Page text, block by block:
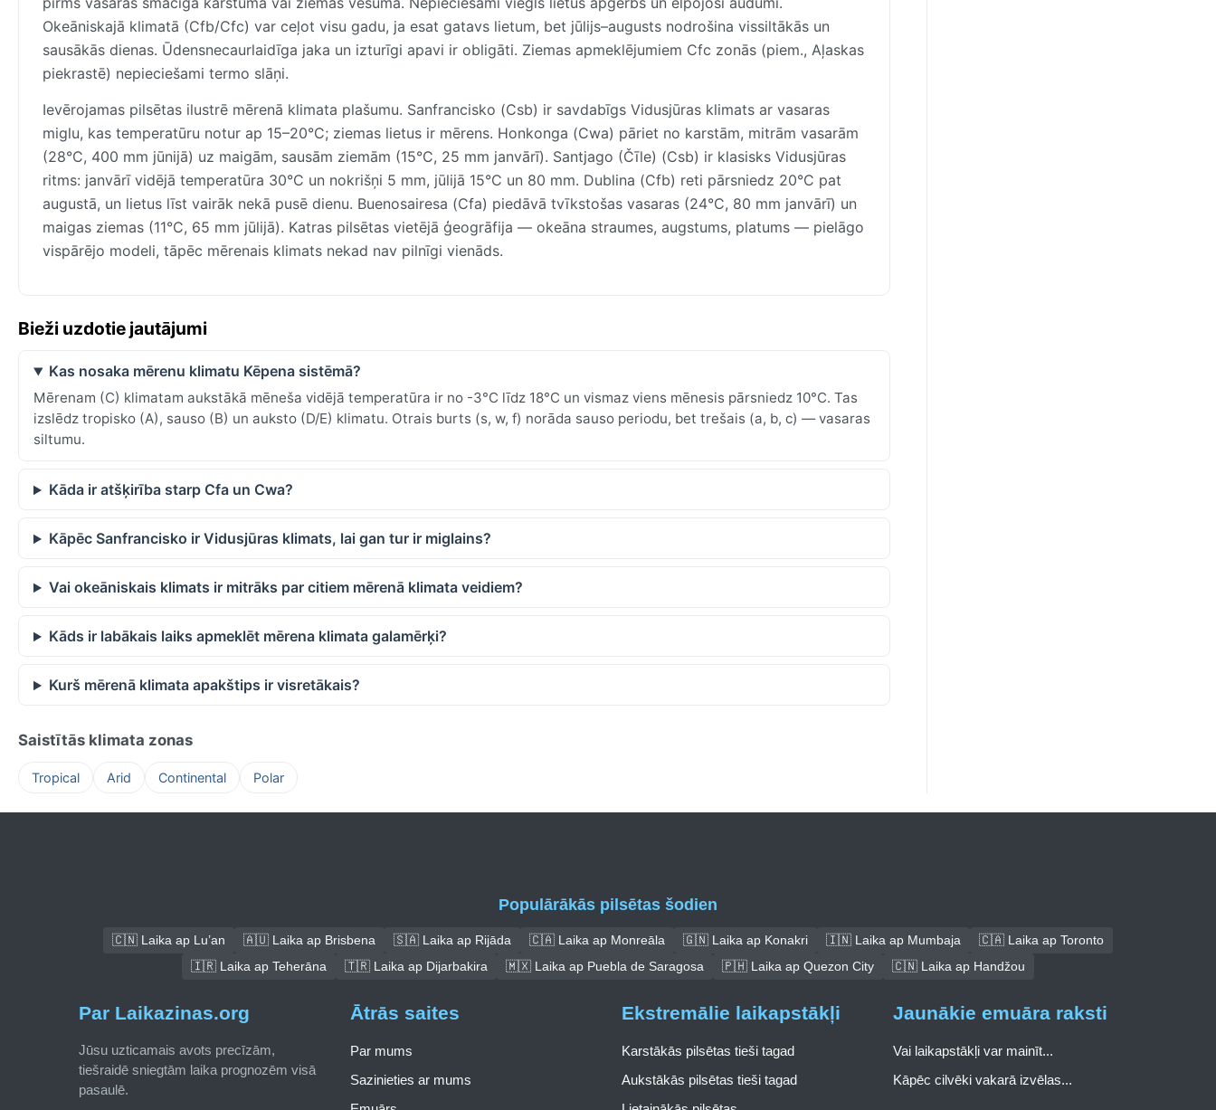
Okeāniskajā klimatā (Cfb/Cfc) var ceļot visu gadu, ja esat gatavs lietum, bet jūlijs–augusts nodrošina vissiltākās un
sausākās dienas. Ūdensnecaurlaidīga jaka un izturīgi apavi ir obligāti. Ziemas apmeklējumiem Cfc zonās (piem., Aļaskas
piekrastē) nepieciešami termo slāņi.
Ievērojamas pilsētas ilustrē mērenā klimata plašumu. Sanfrancisko (Csb) ir savdabīgs Vidusjūras klimats ar vasaras
miglu, kas temperatūru notur ap 15–20°C; ziemas lietus ir mērens. Honkonga (Cwa) pāriet no karstām, mitrām vasarām
(28°C, 400 mm jūnijā) uz maigām, sausām ziemām (15°C, 25 mm janvārī). Santjago (Čīle) (Csb) ir klasisks Vidusjūras
ritms: janvārī vidējā temperatūra 30°C un nokrišņi 5 mm, jūlijā 15°C un 80 mm. Dublina (Cfb) reti pārsniedz 20°C pat
augustā, un lietus līst vairāk nekā pusē dienu. Buenosairesa (Cfa) piedāvā tvīkstošas vasaras (24°C, 80 mm janvārī) un
maigas ziemas (11°C, 65 mm jūlijā). Katras pilsētas vietējā ģeogrāfija — okeāna straumes, augstums, platums — pielāgo
vispārējo modeli, tāpēc mērenais klimats nekad nav pilnīgi vienāds.
Bieži uzdotie jautājumi
Kas nosaka mērenu klimatu Kēpena sistēmā?
Mērenam (C) klimatam aukstākā mēneša vidējā temperatūra ir no -3°C līdz 18°C un vismaz viens mēnesis pārsniedz 10°C. Tas
izslēdz tropisko (A), sauso (B) un auksto (D/E) klimatu. Otrais burts (s, w, f) norāda sauso periodu, bet trešais (a, b, c) — vasaras
siltumu.
Kāda ir atšķirība starp Cfa un Cwa?
Kāpēc Sanfrancisko ir Vidusjūras klimats, lai gan tur ir miglains?
Vai okeāniskais klimats ir mitrāks par citiem mērenā klimata veidiem?
Kāds ir labākais laiks apmeklēt mērena klimata galamērķi?
Kurš mērenā klimata apakštips ir visretākais?
Saistītās klimata zonas
Tropical Arid Continental Polar
Populārākās pilsētas šodien
🇨🇳 Laika ap Lu’an 🇦🇺 Laika ap Brisbena 🇸🇦 Laika ap Rijāda 🇨🇦 Laika ap Monreāla 🇬🇳 Laika ap Konakri 🇮🇳 Laika ap Mumbaja
🇨🇦 Laika ap Toronto
🇮🇷 Laika ap Teherāna
🇹🇷 Laika ap Dijarbakira 🇲🇽 Laika ap Puebla de Saragosa 🇵🇭 Laika ap Quezon City 🇨🇳 Laika ap Handžou
Par Laikazinas.org
Jūsu uzticamais avots precīzām,
tiešraidē sniegtām laika prognozēm visā
pasaulē.
Ātrās saites
Par mums
Sazinieties ar mums
Ekstremālie laikapstākļi
Karstākās pilsētas tieši tagad
Aukstākās pilsētas tieši tagad
Jaunākie emuāra raksti
Vai laikapstākļi var mainīt...
Kāpēc cilvēki vakarā izvēlas...